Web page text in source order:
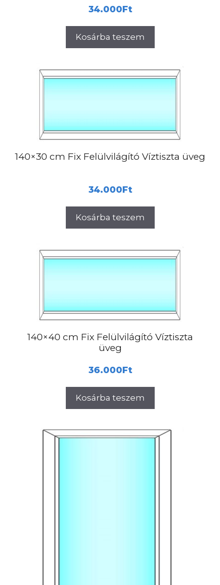
34.000Ft
Kosárba teszem
140×30 cm Fix Felülvilágító Víztiszta üveg
34.000Ft
Kosárba teszem
140×40 cm Fix Felülvilágító Víztiszta
üveg
36.000Ft
Kosárba teszem